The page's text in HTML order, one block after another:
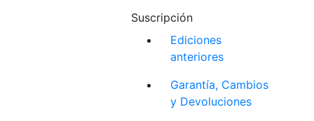
Suscripción
Ediciones
anteriores
Garantía, Cambios
y Devoluciones